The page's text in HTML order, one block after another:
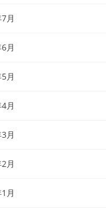
月
月
月
月
月
月
月